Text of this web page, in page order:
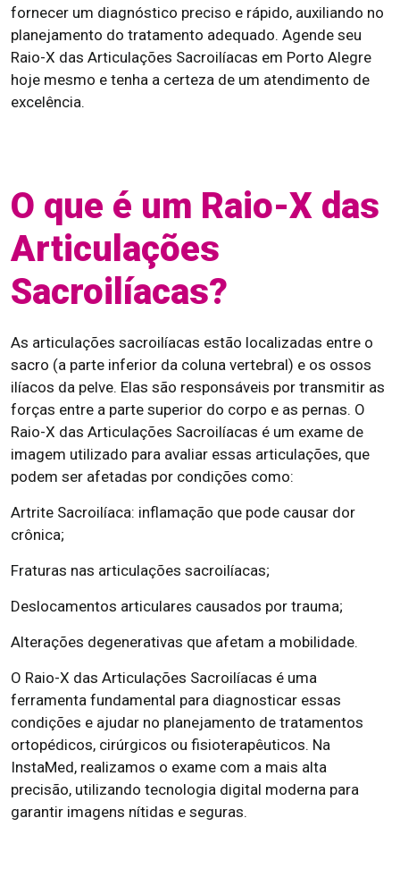
fornecer um diagnóstico preciso e rápido, auxiliando no
planejamento do tratamento adequado. Agende seu
Raio-X das Articulações Sacroilíacas em Porto Alegre
hoje mesmo e tenha a certeza de um atendimento de
excelência.
O que é um Raio-X das
Articulações
Sacroilíacas?
As articulações sacroilíacas estão localizadas entre o
sacro (a parte inferior da coluna vertebral) e os ossos
ilíacos da pelve. Elas são responsáveis por transmitir as
forças entre a parte superior do corpo e as pernas. O
Raio-X das Articulações Sacroilíacas é um exame de
imagem utilizado para avaliar essas articulações, que
podem ser afetadas por condições como:
Artrite Sacroilíaca: inflamação que pode causar dor
crônica;
Fraturas nas articulações sacroilíacas;
Deslocamentos articulares causados por trauma;
Alterações degenerativas que afetam a mobilidade.
O Raio-X das Articulações Sacroilíacas é uma
ferramenta fundamental para diagnosticar essas
condições e ajudar no planejamento de tratamentos
ortopédicos, cirúrgicos ou fisioterapêuticos. Na
InstaMed, realizamos o exame com a mais alta
precisão, utilizando tecnologia digital moderna para
garantir imagens nítidas e seguras.